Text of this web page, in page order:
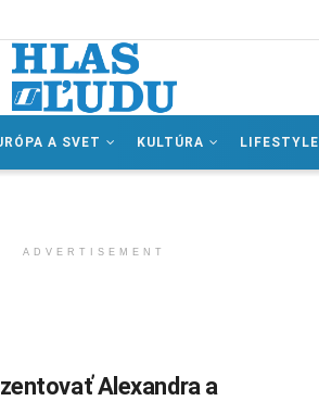
A SVET KULTÚRA LIFESTYLE
ADVERTISEMENT
Alexandra a